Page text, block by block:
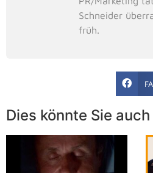
Schneider
früh.
Dies könnte Sie